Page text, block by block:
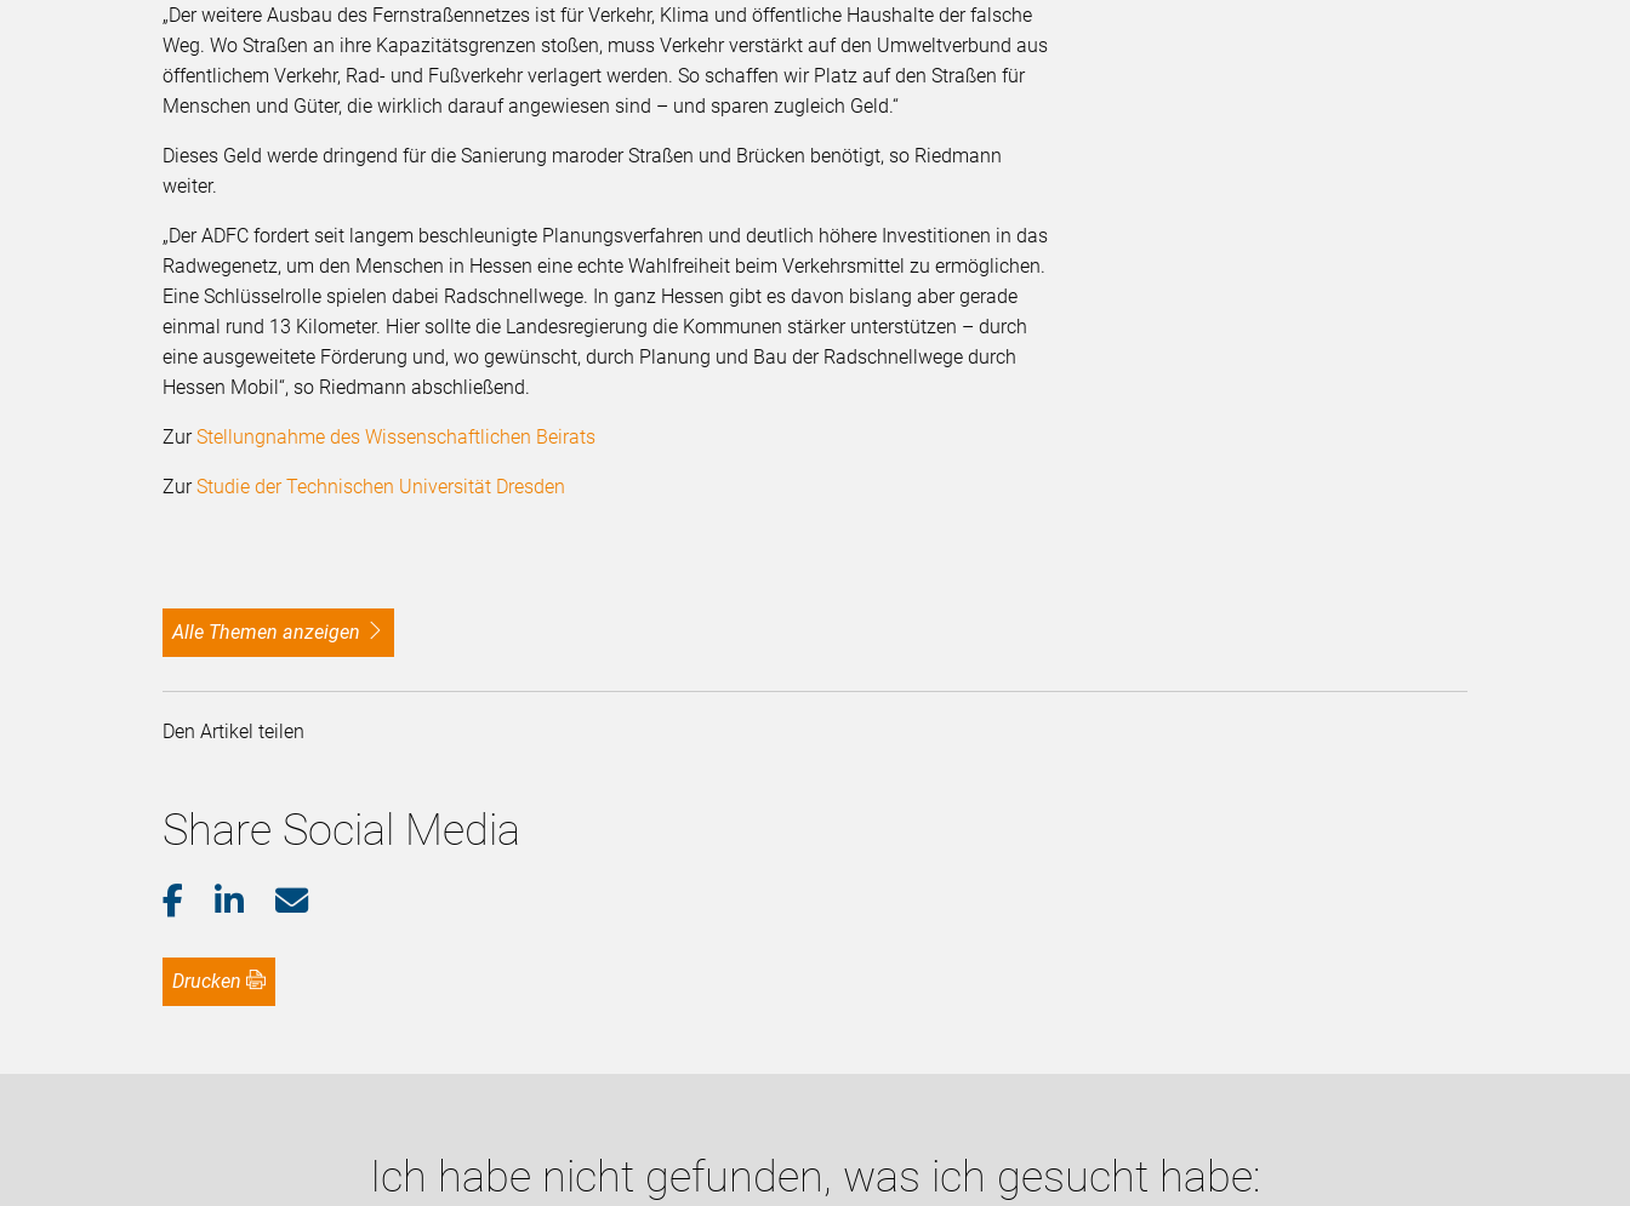
„Der weitere Ausbau des Fernstraßennetzes ist für Verkehr, Klima und öffentliche Haushalte der falsche
Weg. Wo Straßen an ihre Kapazitätsgrenzen stoßen, muss Verkehr verstärkt auf den Umweltverbund aus
öffentlichem Verkehr, Rad- und Fußverkehr verlagert werden. So schaffen wir Platz auf den Straßen für
Menschen und Güter, die wirklich darauf angewiesen sind – und sparen zugleich Geld.“
Dieses Geld werde dringend für die Sanierung maroder Straßen und Brücken benötigt, so Riedmann
weiter.
„Der ADFC fordert seit langem beschleunigte Planungsverfahren und deutlich höhere Investitionen in das
Radwegenetz, um den Menschen in Hessen eine echte Wahlfreiheit beim Verkehrsmittel zu ermöglichen.
Eine Schlüsselrolle spielen dabei Radschnellwege. In ganz Hessen gibt es davon bislang aber gerade
einmal rund 13 Kilometer. Hier sollte die Landesregierung die Kommunen stärker unterstützen – durch
eine ausgeweitete Förderung und, wo gewünscht, durch Planung und Bau der Radschnellwege durch
Hessen Mobil“, so Riedmann abschließend.
ZurStellungnahme des Wissenschaftlichen Beirats
ZurStudie der Technischen Universität Dresden
alle Themen anzeigen
Den Artikel teilen
Share Social Media
Drucken
Ich habe nicht gefunden, was ich gesucht habe: